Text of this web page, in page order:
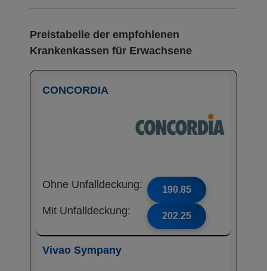
Preistabelle der empfohlenen
Krankenkassen für Erwachsene
CONCORDIA
Ohne Unfalldeckung: 190.85
Mit Unfalldeckung: 202.25
Vivao Sympany